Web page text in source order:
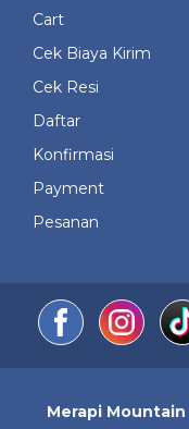
Cart
Cek Biaya Kirim
Cek Resi
Daftar
Konfirmasi
Payment
Pesanan
Merapi Mountain